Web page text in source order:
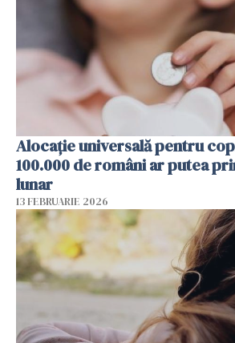
Alocație universală pentru
100.000 de români ar putea
lunar
13 FEBRUARIE 2026